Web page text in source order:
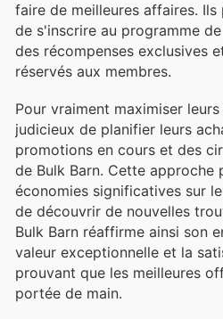
faire de meilleures affaires.
de s'inscrire au programme
des récompenses exclusives
réservés aux membres.
Pour vraiment maximiser
judicieux de planifier leurs
promotions en cours et des
de Bulk Barn. Cette approche
économies significatives sur
de découvrir de nouvelles
Bulk Barn réaffirme ainsi son
valeur exceptionnelle et la
prouvant que les meilleures
portée de main.